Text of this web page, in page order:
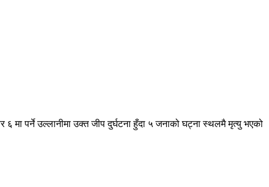
मा पर्ने उल्लानीमा उक्त जीप दुर्घटना हुँदा ५ जनाको घट्ना स्थलमै मृत्यु भएको